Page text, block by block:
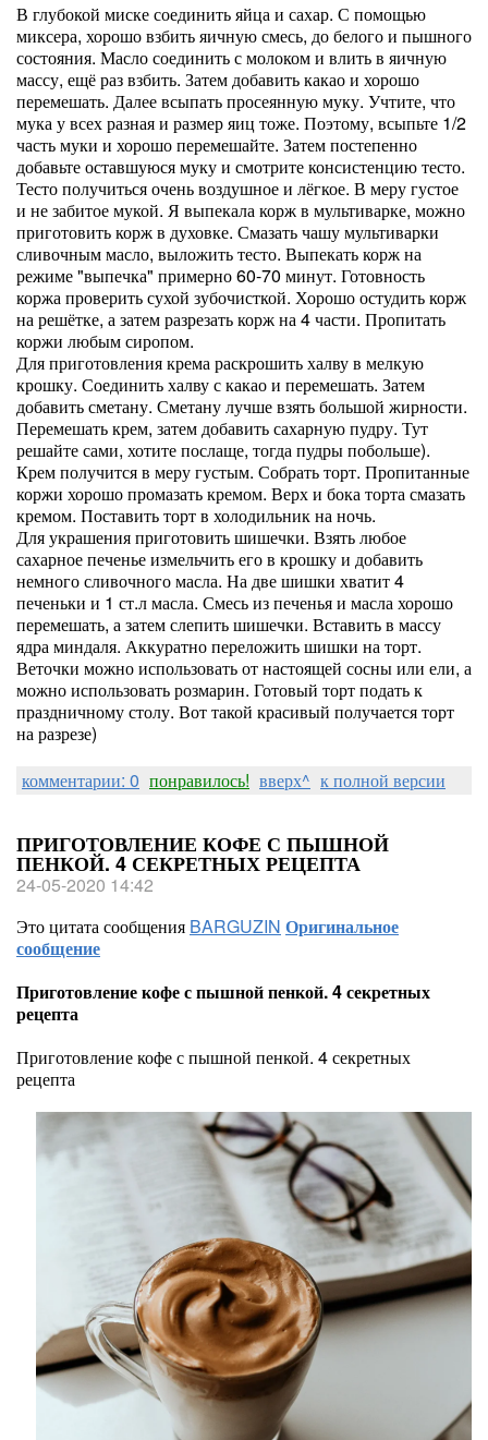
В глубокой миске соединить яйца и сахар. С помощью
миксера, хорошо взбить яичную смесь, до белого и пышного
состояния. Масло соединить с молоком и влить в яичную
массу, ещё раз взбить. Затем добавить какао и хорошо
перемешать. Далее всыпать просеянную муку. Учтите, что
мука у всех разная и размер яиц тоже. Поэтому, всыпьте 1/2
часть муки и хорошо перемешайте. Затем постепенно
добавьте оставшуюся муку и смотрите консистенцию тесто.
Тесто получиться очень воздушное и лёгкое. В меру густое
и не забитое мукой. Я выпекала корж в мультиварке, можно
приготовить корж в духовке. Смазать чашу мультиварки
сливочным масло, выложить тесто. Выпекать корж на
режиме "выпечка" примерно 60-70 минут. Готовность
коржа проверить сухой зубочисткой. Хорошо остудить корж
на решётке, а затем разрезать корж на 4 части. Пропитать
коржи любым сиропом.
Для приготовления крема раскрошить халву в мелкую
крошку. Соединить халву с какао и перемешать. Затем
добавить сметану. Сметану лучше взять большой жирности.
Перемешать крем, затем добавить сахарную пудру. Тут
решайте сами, хотите послаще, тогда пудры побольше).
Крем получится в меру густым. Собрать торт. Пропитанные
коржи хорошо промазать кремом. Верх и бока торта смазать
кремом. Поставить торт в холодильник на ночь.
Для украшения приготовить шишечки. Взять любое
сахарное печенье измельчить его в крошку и добавить
немного сливочного масла. На две шишки хватит 4
печеньки и 1 ст.л масла. Смесь из печенья и масла хорошо
перемешать, а затем слепить шишечки. Вставить в массу
ядра миндаля. Аккуратно переложить шишки на торт.
Веточки можно использовать от настоящей сосны или ели, а
можно использовать розмарин. Готовый торт подать к
праздничному столу. Вот такой красивый получается торт
на разрезе)
комментарии: 0 понравилось! вверх^ к полной версии
ПРИГОТОВЛЕНИЕ КОФЕ С ПЫШНОЙ
ПЕНКОЙ. 4 СЕКРЕТНЫХ РЕЦЕПТА
24-05-2020 14:42
Это цитата сообщения BARGUZIN Оригинальное
сообщение
Приготовление кофе с пышной пенкой. 4 секретных
рецепта
Приготовление кофе с пышной пенкой. 4 секретных
рецепта